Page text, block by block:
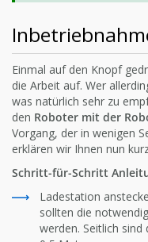
Einmal auf den Knopf
die Arbeit auf. Wer
was natürlich sehr zu
den Roboter mit der
Vorgang, der in wenigen
erklären wir Ihnen nun
Schritt-für-Schritt
Ladestation
sollten die
werden. Seitlich